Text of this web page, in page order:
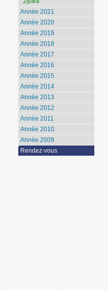
Année 2021
Année 2020
Année 2019
Année 2018
Année 2017
Année 2016
Année 2015
Année 2014
Année 2013
Année 2012
Année 2011
Année 2010
Année 2009
Rendez-vous